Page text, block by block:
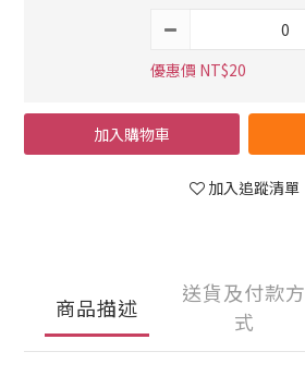
優惠價 NT$20
加入購物車
加入追蹤清單
商品描述
送貨及付款方
式